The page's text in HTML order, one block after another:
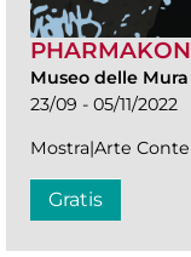
Museo delle Mura
23/09 - 05/11/2022
Mostra|Arte
Gratis